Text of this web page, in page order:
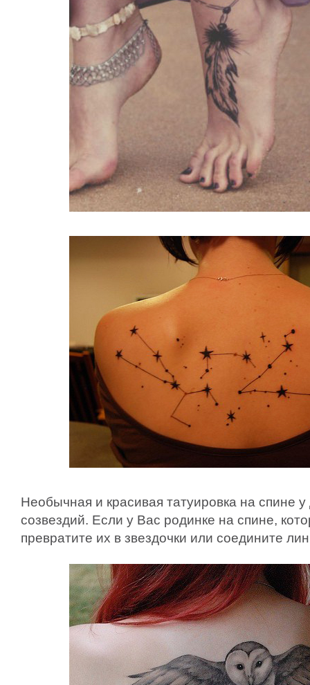
Необычная и красивая татуировка на спине
созвездий. Если у Вас родинке на спине,
превратите их в звездочки или соедините